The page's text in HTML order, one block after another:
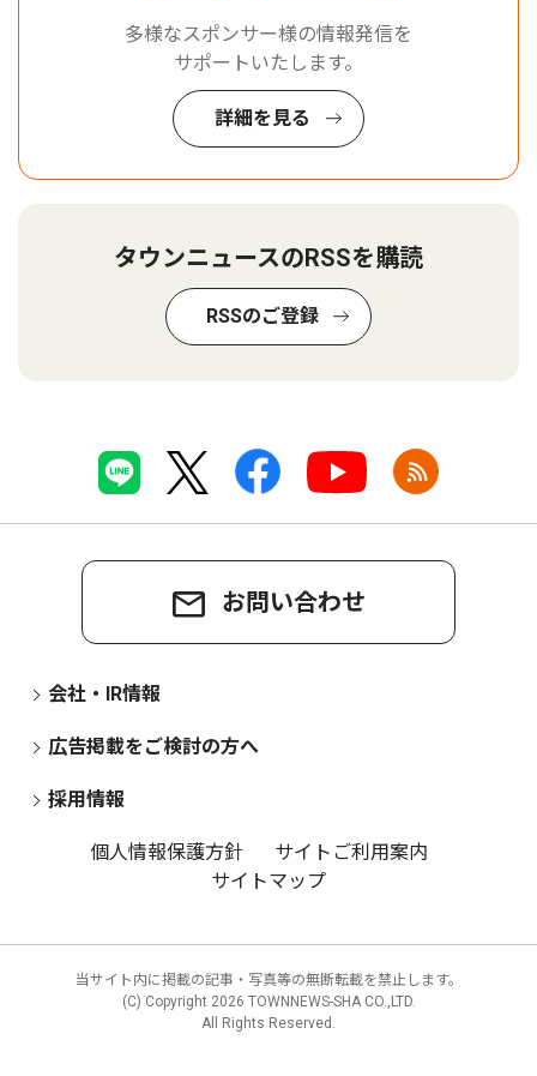
多様なスポンサー様の情報発信を
サポートいたします。
詳細を見る
タウンニュースのRSSを購読
RSSのご登録
お問い合わせ
会社・IR情報
広告掲載をご検討の方へ
採用情報
個人情報保護方針
サイトご利用案内
サイトマップ
当サイト内に掲載の記事・写真等の無断転載を禁止します。
(C) Copyright 2026 TOWNNEWS-SHA CO.,LTD.
All Rights Reserved.